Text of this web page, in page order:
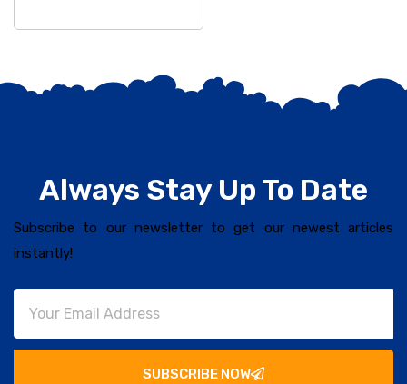
Always Stay Up To Date
Subscribe to our newsletter to get our newest articles
instantly!
SUBSCRIBE NOW